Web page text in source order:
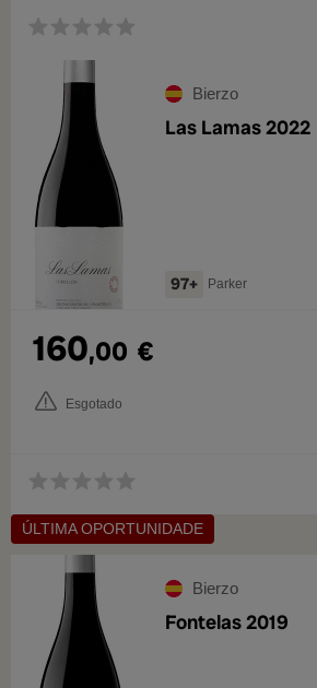
Bierzo
Las Lamas 2022
97+ Parker
160,00 €
Esgotado
ÚLTIMA OPORTUNIDADE
Bierzo
Fontelas 2019